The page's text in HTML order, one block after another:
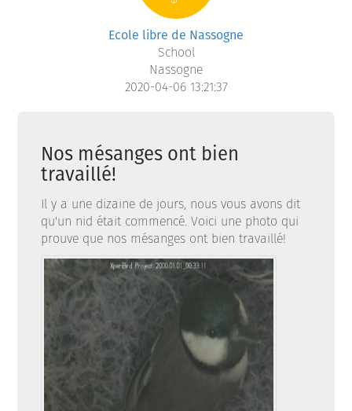
Ecole libre de Nassogne
School
Nassogne
2020-04-06 13:21:37
Nos mésanges ont bien
travaillé!
Il y a une dizaine de jours, nous vous avons dit
qu'un nid était commencé. Voici une photo qui
prouve que nos mésanges ont bien travaillé!